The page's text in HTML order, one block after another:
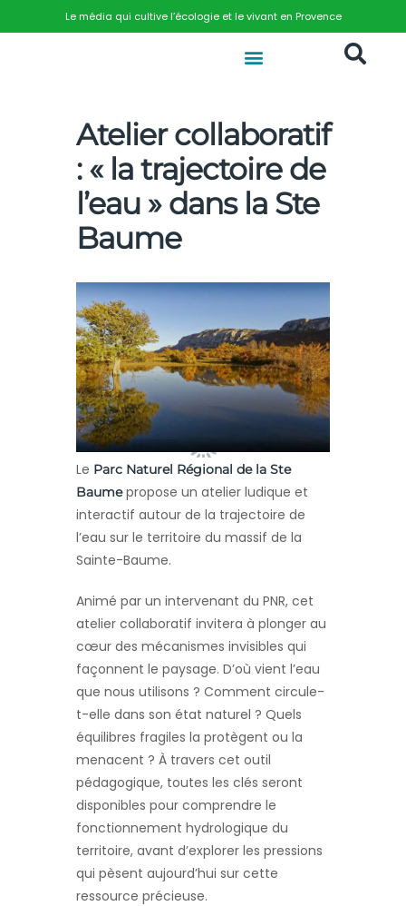
Le média qui cultive l’écologie et le vivant en Provence
Atelier collaboratif
: « la trajectoire de
l’eau » dans la Ste
Baume
Le Parc Naturel Régional de la Ste
Baumepropose un atelier ludique et
interactif autour de la trajectoire de
l’eau sur le territoire du massif de la
Sainte-Baume.
Animé par un intervenant du PNR, cet
atelier collaboratif invitera à plonger au
cœur des mécanismes invisibles qui
façonnent le paysage. D’où vient l’eau
que nous utilisons ? Comment circule-
t-elle dans son état naturel ? Quels
équilibres fragiles la protègent ou la
menacent ? À travers cet outil
pédagogique, toutes les clés seront
disponibles pour comprendre le
fonctionnement hydrologique du
territoire, avant d’explorer les pressions
qui pèsent aujourd’hui sur cette
ressource précieuse.